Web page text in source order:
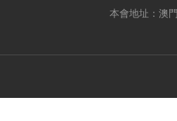
本會地址：澳